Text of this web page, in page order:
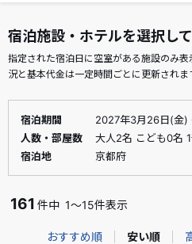
宿泊施設・ホテルを選択し
指定された宿泊日に空室がある施設のみ
況と基本代金は一定時間ごとに更新されま
宿泊期間
2027年3月26日(金)
人数・部屋数
大人2名 こども0名
宿泊地
京都府
161 件中 1～15件表示
おすすめ順 安い順